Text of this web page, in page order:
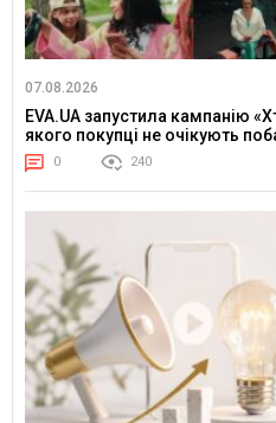
07.08.2026
EVA.UA запустила кампанію
якого покупці не очікують
0 240